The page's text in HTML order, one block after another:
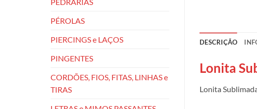
PÉROLAS
PIERCINGS e LAÇOS
PINGENTES
CORDÕES, FIOS, FITAS, LINHAS e
TIRAS
DESCRIÇÃO
Lonita
Lonita